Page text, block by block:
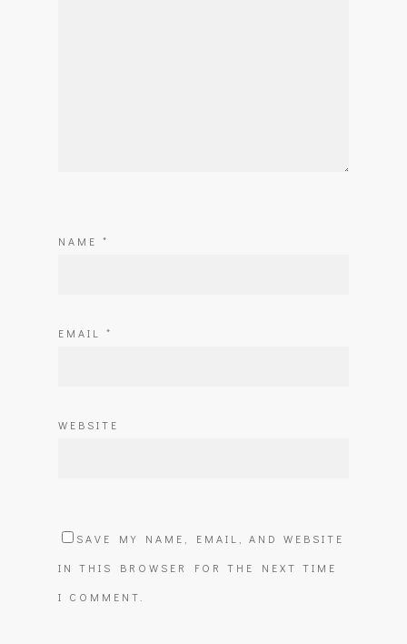
NAME *
EMAIL *
WEBSITE
SAVE MY NAME, EMAIL, AND WEBSITE
IN THIS BROWSER FOR THE NEXT TIME
I COMMENT.